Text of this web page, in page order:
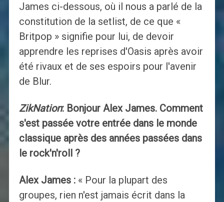
James ci-dessous, où il nous a parlé de la
constitution de la setlist, de ce que «
Britpop » signifie pour lui, de devoir
apprendre les reprises d'Oasis après avoir
été rivaux et de ses espoirs pour l'avenir
de Blur.
ZikNation: Bonjour Alex James. Comment
s'est passée votre entrée dans le monde
classique après des années passées dans
le rock'n'roll ?
Alex James :« Pour la plupart des
groupes, rien n'est jamais écrit dans la